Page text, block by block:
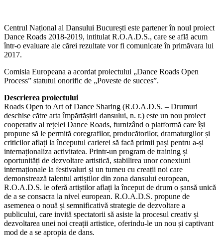
Centrul Național al Dansului București este partener în noul proiect
Dance Roads 2018-2019, intitulat R.O.A.D.S., care se află acum
într-o evaluare ale cărei rezultate vor fi comunicate în primăvara lui
2017.
Comisia Europeana a acordat proiectului „Dance Roads Open
Process” statutul onorific de „Poveste de succes”.
Descrierea proiectului
Roads Open to Art of Dance Sharing (R.O.A.D.S. – Drumuri
deschise către arta împărtășirii dansului, n. r.) este un nou proiect
cooperativ al rețelei Dance Roads, furnizând o platformă care își
propune să le permită coregrafilor, producătorilor, dramaturgilor și
criticilor aflați la începutul carierei să facă primii pași pentru a-și
internaționaliza activitatea. Printr-un program de training și
oportunități de dezvoltare artistică, stabilirea unor conexiuni
internaționale la festivaluri și un turneu cu creații noi care
demonstrează talentul artiștilor din zona dansului european,
R.O.A.D.S. le oferă artiștilor aflați la început de drum o șansă unică
de a se consacra la nivel european. R.O.A.D.S. propune de
asemenea o nouă și semnificativă strategie de dezvoltare a
publicului, care invită spectatorii să asiste la procesul creativ și
dezvoltarea unei noi creații artistice, oferindu-le un nou și captivant
mod de a se apropia de dans.